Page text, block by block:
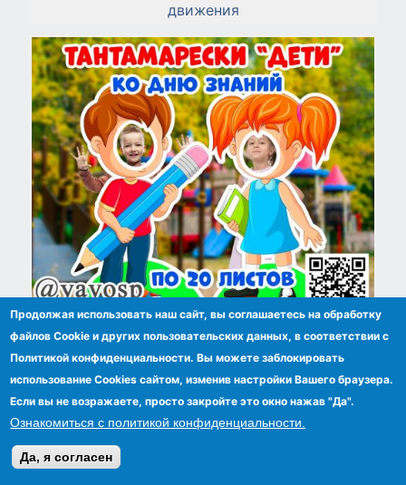
движения
Тантамарески "Дети"
Продолжая использовать наш сайт, вы соглашаетесь на обработку
файлов Сookie и других пользовательских данных, в соответствии с
Политикой конфиденциальности. Вы можете заблокировать
использование Cookies сайтом, изменив настройки Вашего браузера.
Если вы не возражаете, просто закройте это окно нажав "Да".
Ознакомиться с политикой конфиденциальности.
Да, я согласен